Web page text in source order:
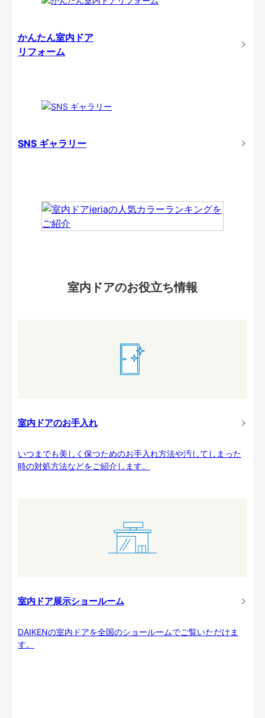
かんたん室内ドア
リフォーム
SNS ギャラリー
室内ドアのお役立ち情報
室内ドアのお手入れ
いつまでも美しく保つためのお手入れ方法や汚してしまった
時の対処方法などをご紹介します。
室内ドア展示ショールーム
DAIKENの室内ドアを全国のショールームでご覧いただけま
す。